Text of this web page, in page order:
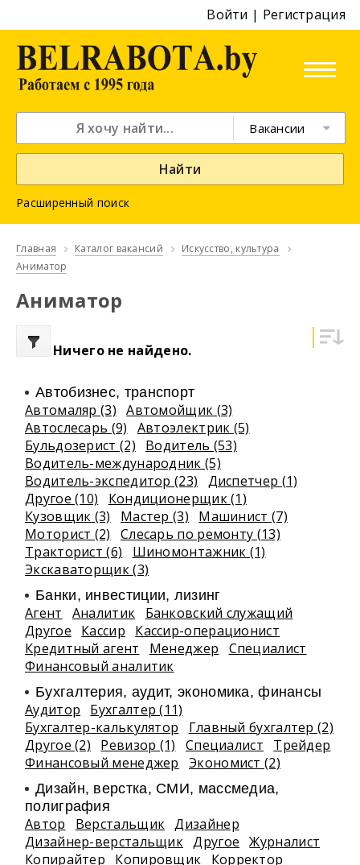
Войти | Регистрация
Вакансии
Найти
Расширенный поиск
Главная Каталог вакансий
Искусство, культура
Аниматор
Аниматор
Ничего не найдено.
Автобизнес, транспорт
Автомаляр (3)
Автомойщик (3)
Автослесарь (9)
Автоэлектрик (5)
Бульдозерист (2)
Водитель (53)
Водитель-международник (5)
Водитель-экспедитор (23)
Диспетчер (1)
Другое (10)
Кондиционерщик (1)
Кузовщик (3)
Мастер (3)
Машинист (7)
Моторист (2)
Слесарь по ремонту (13)
Тракторист (6)
Шиномонтажник (1)
Экскаваторщик (3)
Банки, инвестиции, лизинг
Агент Аналитик
Банковский служащий
Другое
Кассир
Кассир-операционист
Кредитный агент
Менеджер
Специалист
Финансовый аналитик
Бухгалтерия, аудит, экономика, финансы
Аудитор
Бухгалтер (11)
Бухгалтер-калькулятор
Главный бухгалтер (2)
Другое (2)
Ревизор (1) Специалист
Трейдер
Финансовый менеджер
Экономист (2)
Дизайн, верстка, СМИ, массмедиа,
полиграфия
Автор Верстальщик Дизайнер
Дизайнер-верстальщик Другое
Журналист
Копирайтер
Копировщик
Корректор